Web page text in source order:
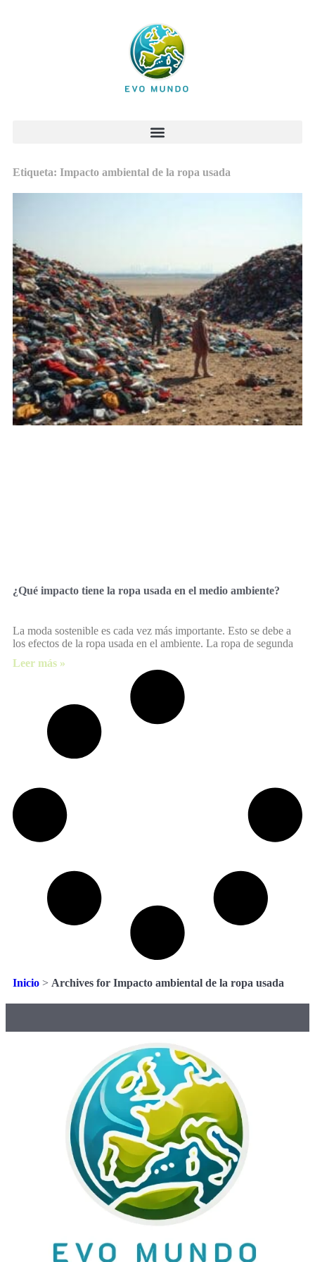
Etiqueta: Impacto ambiental de la ropa usada
¿Qué impacto tiene la ropa usada en el medio ambiente?
La moda sostenible es cada vez más importante. Esto se debe a
los efectos de la ropa usada en el ambiente. La ropa de segunda
Leer más »
Inicio > Archives for Impacto ambiental de la ropa usada